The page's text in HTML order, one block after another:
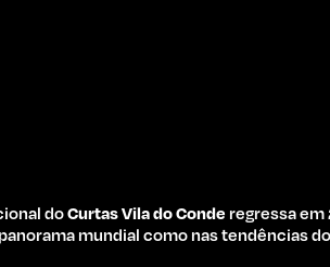
doCurtas Vila do Conde regressa
mundial como nas tendências